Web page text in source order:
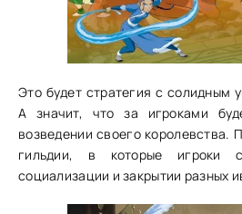
Это будет стратегия с солидным
А значит, что за игроками
возведении своего
гильдии, в которые игроки
социализации и закрытии разных